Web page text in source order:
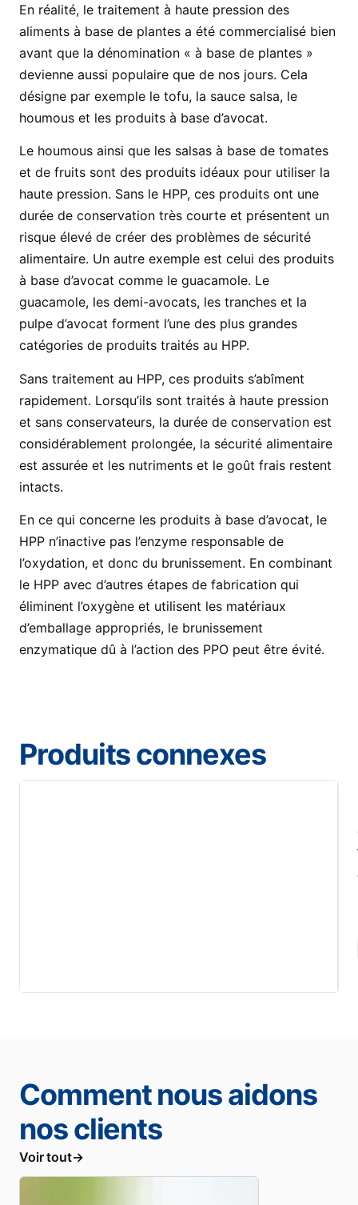
En réalité, le traitement à haute pression des
aliments à base de plantes a été commercialisé bien
avant que la dénomination « à base de plantes »
devienne aussi populaire que de nos jours. Cela
désigne par exemple le tofu, la sauce salsa, le
houmous et les produits à base d’avocat.
Le houmous ainsi que les salsas à base de tomates
et de fruits sont des produits idéaux pour utiliser la
haute pression. Sans le HPP, ces produits ont une
durée de conservation très courte et présentent un
risque élevé de créer des problèmes de sécurité
alimentaire. Un autre exemple est celui des produits
à base d’avocat comme le guacamole. Le
guacamole, les demi-avocats, les tranches et la
pulpe d’avocat forment l’une des plus grandes
catégories de produits traités au HPP.
Sans traitement au HPP, ces produits s’abîment
rapidement. Lorsqu’ils sont traités à haute pression
et sans conservateurs, la durée de conservation est
considérablement prolongée, la sécurité alimentaire
est assurée et les nutriments et le goût frais restent
intacts.
En ce qui concerne les produits à base d’avocat, le
HPP n’inactive pas l’enzyme responsable de
l’oxydation, et donc du brunissement. En combinant
le HPP avec d’autres étapes de fabrication qui
éliminent l’oxygène et utilisent les matériaux
d’emballage appropriés, le brunissement
enzymatique dû à l’action des PPO peut être évité.
Produits connexes
Comment nous aidons
nos clients
Voir tout